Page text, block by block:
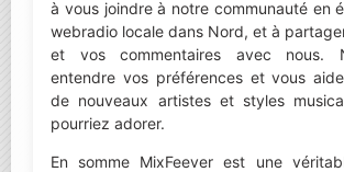
à vous joindre à notre communauté en
webradio locale dans Nord, et à
et vos commentaires avec nous.
entendre vos préférences et vous
de nouveaux artistes et styles
pourriez adorer.
En somme MixFeever est une